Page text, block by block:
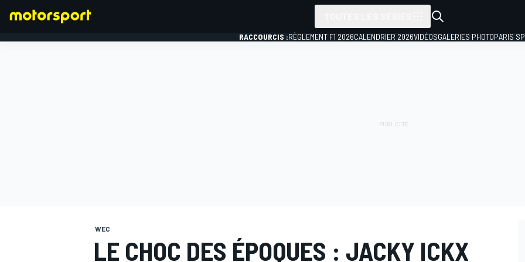
RACCOURCIS :RÈGLEMENT F1 2026CALENDRIER 2026VIDÉOSGALERIES PHOTOPARIS
WEC
LE CHOC DES ÉPOQUES : JACKY ICKX